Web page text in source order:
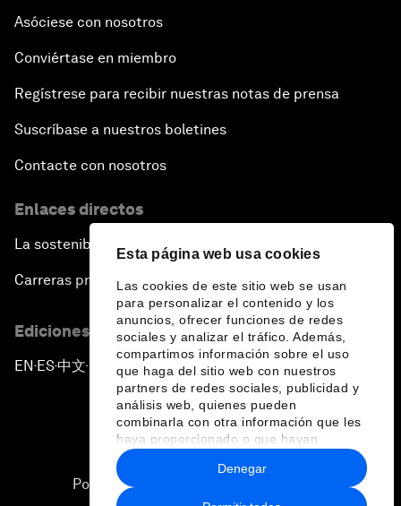
Esta página web usa cookies
Las cookies de este sitio web se usan
para personalizar el contenido y los
anuncios, ofrecer funciones de redes
sociales y analizar el tráfico. Además,
compartimos información sobre el uso
que haga del sitio web con nuestros
partners de redes sociales, publicidad y
análisis web, quienes pueden
combinarla con otra información que les
haya proporcionado o que hayan
recopilado a partir del uso que haya
hecho de sus servicios.
Denegar
Asóciese con nosotros
Conviértase en miembro
Regístrese para recibir nuestras notas de prensa
Suscríbase a nuestros boletines
Contacte con nosotros
Enlaces directos
La sostenibilidad en el Foro
Carreras profesionales
Ediciones en otros idiomas
EN ▪ES▪中文▪ 日本語
Política de privacidad y normas de uso